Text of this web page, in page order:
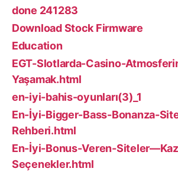
done 241283
Download Stock Firmware
Education
EGT-Slotlarda-Casino-
Yaşamak.html
en-iyi-bahis-oyunları(3)_1
En-İyi-Bigger-Bass-Bonanza-
Rehberi.html
En-İyi-Bonus-Veren-
Seçenekler.html